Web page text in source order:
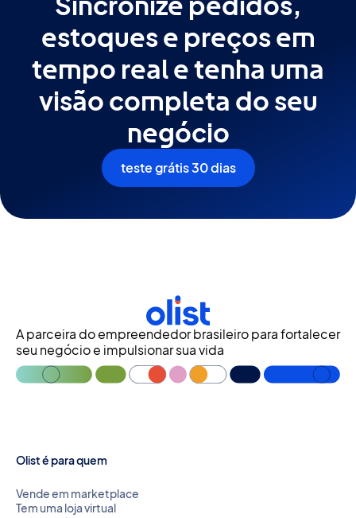
estoques e preços em
tempo real e tenha uma
visão completa do seu
negócio
teste grátis 30 dias
A parceira do empreendedor brasileiro para fortalecer
seu negócio e impulsionar sua vida
Olist é para quem
Vende em marketplace
Tem uma loja virtual